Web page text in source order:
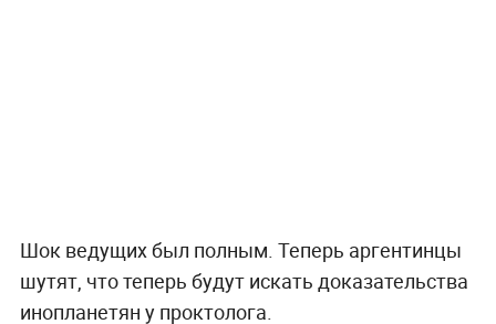
Шок ведущих был полным. Теперь аргентинцы
шутят, что теперь будут искать доказательства
инопланетян у проктолога.